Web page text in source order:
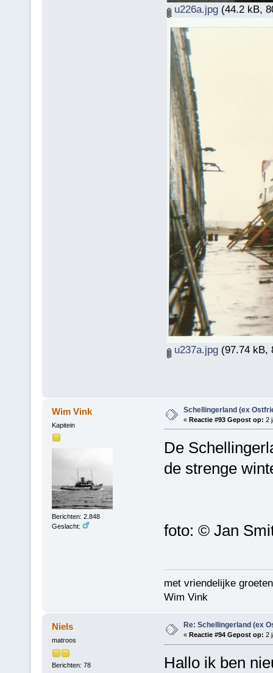
u226a.jpg(44.2 kB,
u237a.jpg(97.74 kB,
Wim Vink
Kapitein
Berichten: 2.848
Geslacht:
Schellingerland (ex
« Reactie #93 Gepost op: 2
De
de strenge
foto: © Jan
met vriendelijke
Wim Vink
Niels
matroos
Berichten: 78
Re: Schellingerland (ex
« Reactie #94 Gepost op: 2
Hallo ik ben